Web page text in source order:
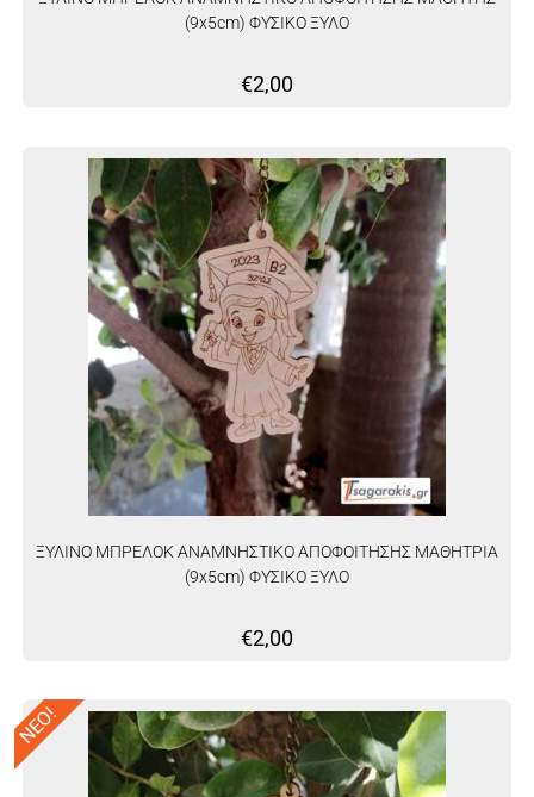
(9x5cm) ΦΥΣΙΚΟ ΞΥΛΟ
€2,00
ΞΥΛΙΝΟ ΜΠΡΕΛΟΚ ΑΝΑΜΝΗΣΤΙΚΟ ΑΠΟΦΟΙΤΗΣΗΣ ΜΑΘΗΤΡΙΑ
(9x5cm) ΦΥΣΙΚΟ ΞΥΛΟ
€2,00
ΝΕΟ!